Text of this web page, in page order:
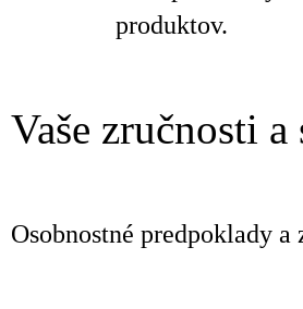
produktov.
Vaše zručnosti a
Osobnostné predpoklady a